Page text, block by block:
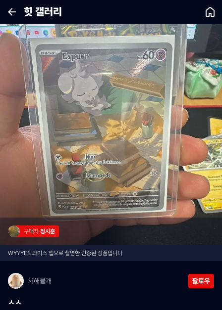
힛 갤러리
구매자 정시훈
WYYYES 와이스 앱으로 촬영한 인증된 상품입니다
서해물개 팔로우
ㅅㅅ